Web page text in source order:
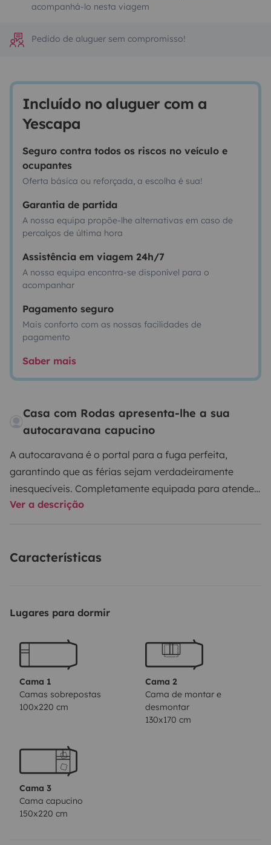
acompanhá-lo nesta viagem
Pedido de aluguer sem compromisso!
Incluído no aluguer com a
Yescapa
Seguro contra todos os riscos no veículo e
ocupantes
Oferta básica ou reforçada, a escolha é sua!
Garantia de partida
A nossa equipa propõe-lhe alternativas em caso de
percalços de última hora
Assistência em viagem 24h/7
A nossa equipa encontra-se disponível para o
acompanhar
Pagamento seguro
Mais conforto com as nossas facilidades de
pagamento
Saber mais
Casa com Rodas apresenta-lhe a sua
autocaravana capucino
A autocaravana é o portal para a fuga perfeita,
garantindo que as férias sejam verdadeiramente
inesquecíveis. Completamente equipada para atender
a todas as necessidades, esta CASA COM RODAS
pitorescas e paisagens deslumbrantes. Deixa para
pode proporcionar. Com segurança e conforto
percurso, tornando as férias SOBRE RODAS uma
experiência gratificante e inesquecível. Não esperes
hoje e descobre um mundo novo e emocionante. Não
vais querer outra coisa!
Ideal para 3/4 pessoas, mas
Autocaravana limpa e higienizada a
fundo entre cada utilização.
Ver a descrição
Características
Lugares para dormir
Cama 1
Camas sobrepostas
100x220 cm
Cama 2
Cama de montar e
desmontar
130x170 cm
Cama 3
Cama capucino
150x220 cm